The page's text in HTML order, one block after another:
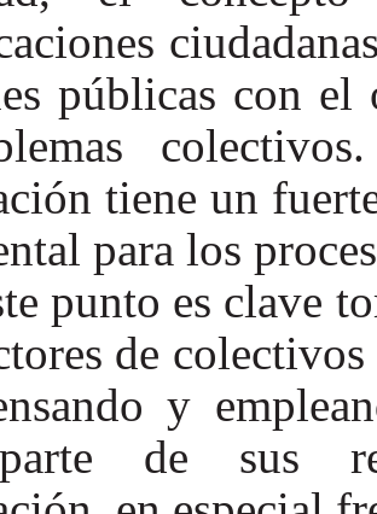
públicas con
tiene un
para los
punto es clave
de
y
de sus